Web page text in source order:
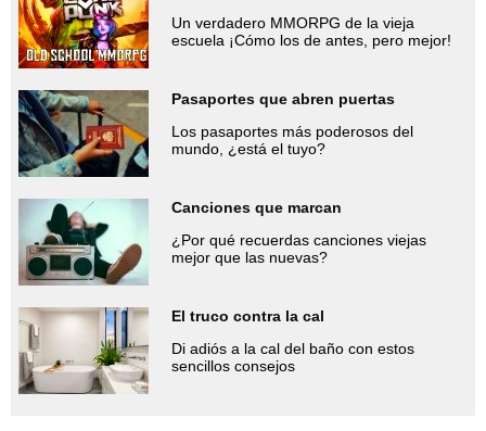
Un verdadero MMORPG de la vieja
escuela ¡Cómo los de antes, pero mejor!
Pasaportes que abren puertas
Los pasaportes más poderosos del
mundo, ¿está el tuyo?
Canciones que marcan
¿Por qué recuerdas canciones viejas
mejor que las nuevas?
El truco contra la cal
Di adiós a la cal del baño con estos
sencillos consejos